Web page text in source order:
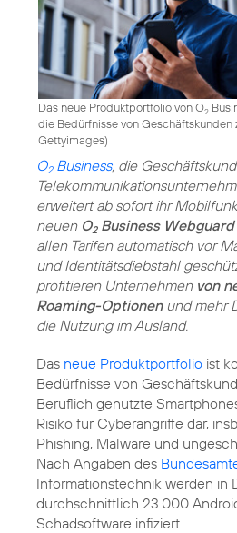
Das neue Produktportfolio von O2
die Bedürfnisse von Geschäftskunden
Gettyimages)
O2Business, die
erweitert ab sofort ihr
neuen O2Business Webguard
allen Tarifen automatisch vor
und Identitätsdiebstahl
profitieren Unternehmen von
Roaming-Optionenund mehr
die Nutzung im Ausland.
Das neue Produktportfolio ist
Bedürfnisse von
Beruflich genutzte
Risiko für Cyberangriffe dar,
Phishing, Malware und
Nach Angaben des
Informationstechnik werden in
durchschnittlich 23.000
Schadsoftware infiziert.